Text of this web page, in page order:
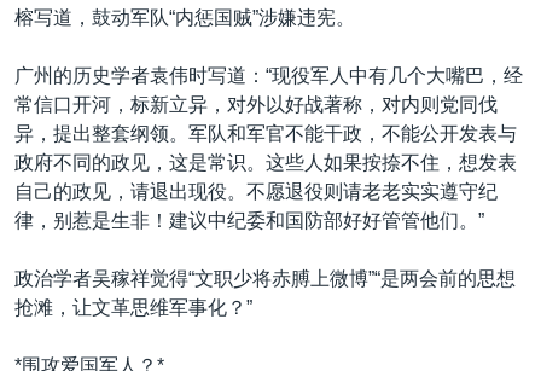
榕写道，鼓动军队“内惩国贼”涉嫌违宪。
广州的历史学者袁伟时写道：“现役军人中有几个大嘴巴，经
常信口开河，标新立异，对外以好战著称，对内则党同伐
异，提出整套纲领。军队和军官不能干政，不能公开发表与
政府不同的政见，这是常识。这些人如果按捺不住，想发表
自己的政见，请退出现役。不愿退役则请老老实实遵守纪
律，别惹是生非！建议中纪委和国防部好好管管他们。”
政治学者吴稼祥觉得“文职少将赤膊上微博”“是两会前的思想
抢滩，让文革思维军事化？”
*围攻爱国军人？*